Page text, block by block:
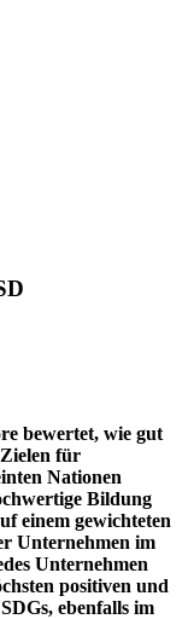
bewertet, wie gut
für
Nationen
Bildung
einem gewichteten
Unternehmen im
Unternehmen
positiven und
ebenfalls im